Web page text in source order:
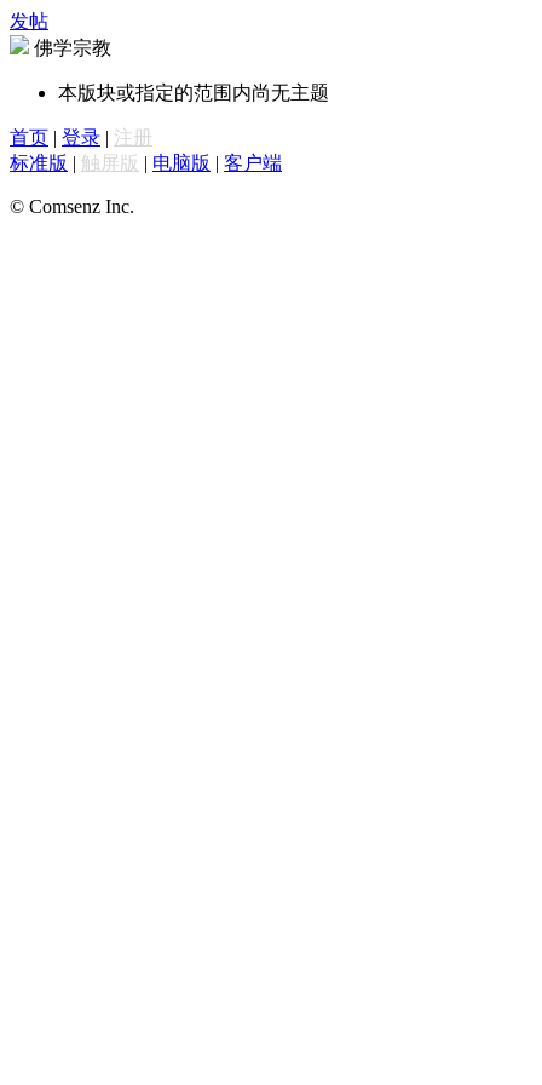
发帖
佛学宗教
本版块或指定的范围内尚无主题
首页 | 登录 | 注册
标准版 | 触屏版 | 电脑版 | 客户端
© Comsenz Inc.